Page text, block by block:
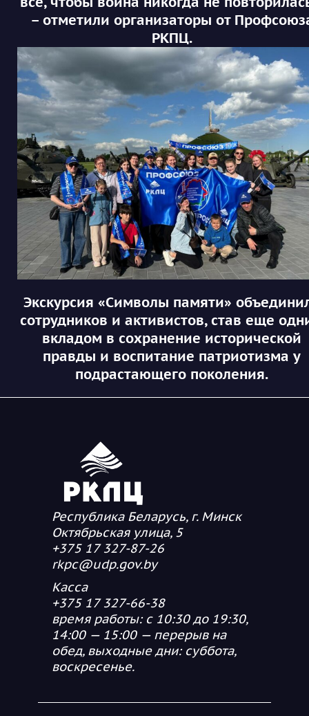
– отметили организаторы от
РКПЦ.
Экскурсия «Символы памяти»
сотрудников и активистов, став еще
вкладом в сохранение исторической
правды и воспитание патриотизма у
подрастающего поколения.
Республика Беларусь, г. Минск
Октябрьская улица, 5
+375 17 327-87-26
rkpc@udp.gov.by
Касса
+375 17 327-66-38
время работы: с 10:30 до 19:30,
14:00 — 15:00 — перерыв на
обед, выходные дни: суббота,
воскресенье.